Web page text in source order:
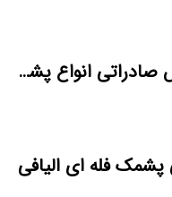
بازار اینترنتی فروش صادراتی انواع پشمک الیافی/شکلاتی
پشمک فله ای الیافی